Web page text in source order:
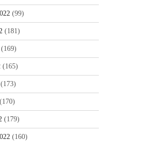
(99)
(181)
(169)
(165)
(173)
(170)
(179)
(160)